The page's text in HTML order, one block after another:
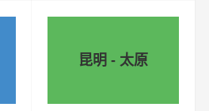
昆明 - 太原